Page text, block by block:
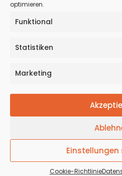
optimieren.
Funktional
Statistiken
Marketing
Einstellungen
Cookie-Richtlinie
© 2024 HRD Competence |